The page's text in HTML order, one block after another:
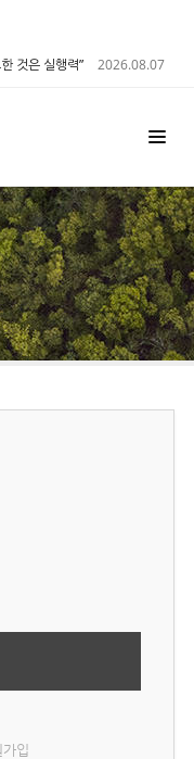
것은 실행력” 2026.08.07
입